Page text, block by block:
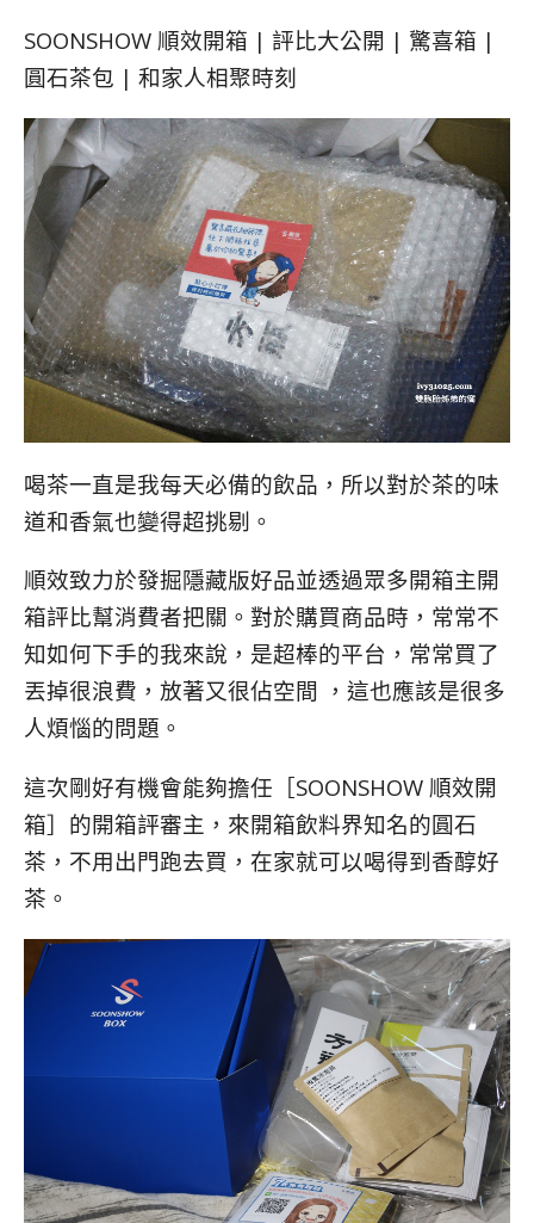
SOONSHOW 順效開箱 | 評比大公開 | 驚喜箱 |
圓石茶包 | 和家人相聚時刻
喝茶一直是我每天必備的飲品，所以對於茶的味
道和香氣也變得超挑剔。
順效致力於發掘隱藏版好品並透過眾多開箱主開
箱評比幫消費者把關。對於購買商品時，常常不
知如何下手的我來說，是超棒的平台，常常買了
丟掉很浪費，放著又很佔空間 ，這也應該是很多
人煩惱的問題。
這次剛好有機會能夠擔任［SOONSHOW 順效開
箱］的開箱評審主，來開箱飲料界知名的圓石
茶，不用出門跑去買，在家就可以喝得到香醇好
茶。